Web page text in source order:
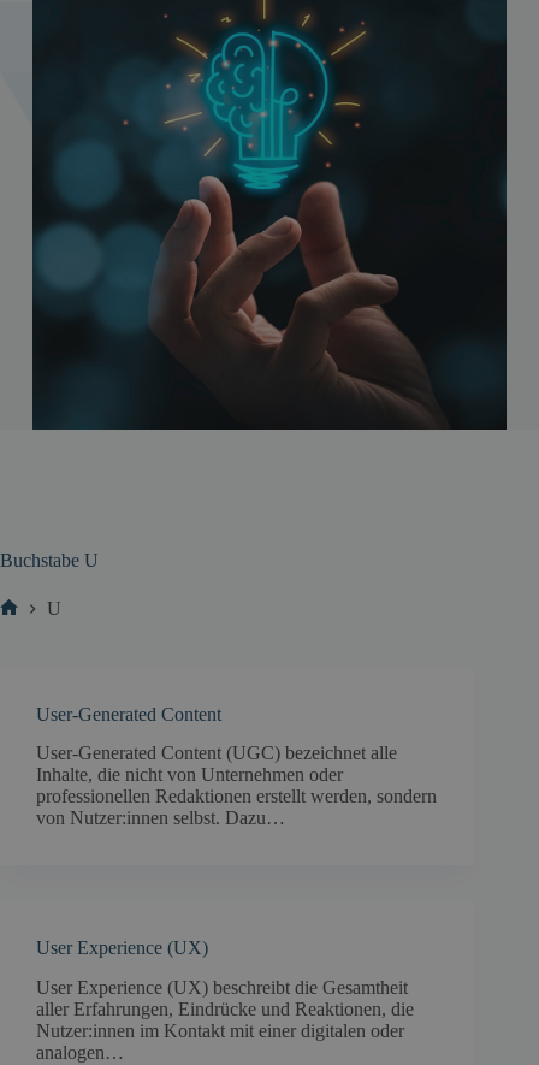
Buchstabe U
U
User-Generated Content
User-Generated Content (UGC) bezeichnet alle
Inhalte, die nicht von Unternehmen oder
professionellen Redaktionen erstellt werden, sondern
von Nutzer:innen selbst. Dazu…
User Experience (UX)
User Experience (UX) beschreibt die Gesamtheit
aller Erfahrungen, Eindrücke und Reaktionen, die
Nutzer:innen im Kontakt mit einer digitalen oder
analogen…